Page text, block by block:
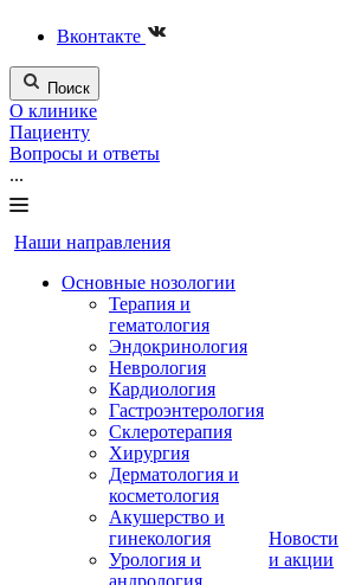
Вконтакте
Поиск
О клинике
Пациенту
Вопросы и ответы
...
Наши направления
Основные нозологии
Терапия и
гематология
Эндокринология
Неврология
Кардиология
Гастроэнтерология
Склеротерапия
Хирургия
Дерматология и
косметология
Акушерство и
гинекология
Урология и
андрология
Новости
и акции